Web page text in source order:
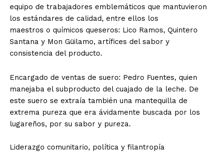
equipo de trabajadores emblemáticos que mantuvieron
los estándares de calidad, entre ellos los
​maestros o químicos queseros: Lico Ramos, Quintero
Santana y Mon Güilamo, artífices del sabor y
consistencia del producto.
​Encargado de ventas de suero: Pedro Fuentes, quien
manejaba el subproducto del cuajado de la leche. De
este suero se extraía también una mantequilla de
extrema pureza que era ávidamente buscada por los
lugareños, por su sabor y pureza.
Liderazgo comunitario, política y filantropía